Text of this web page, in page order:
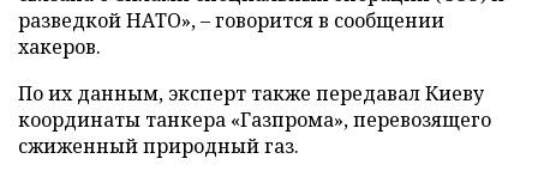
разведкой НАТО», – говорится в сообщении
хакеров.
По их данным, эксперт также передавал Киеву
координаты танкера «Газпрома», перевозящего
сжиженный природный газ.